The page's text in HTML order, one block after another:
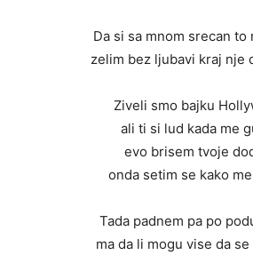
Da si sa mnom srecan to
zelim bez ljubavi kraj nje
Ziveli smo bajku
ali ti si lud kada me
evo brisem tvoje
onda setim se kako
Tada padnem pa po
ma da li mogu vise da